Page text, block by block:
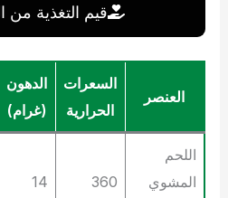
قيم التغذية من
العنصر
السعرات
الحرارية
الدهون
(غرام)
اللحم
المشوي
360
14